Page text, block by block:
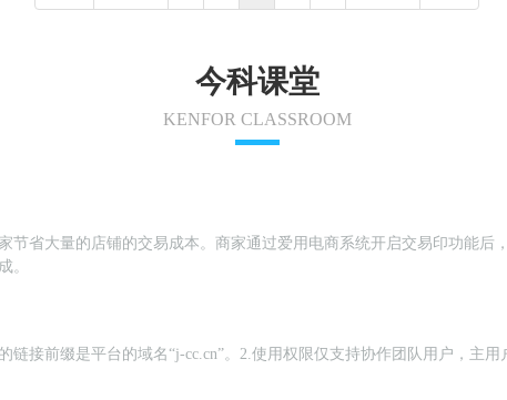
今科课堂
KENFOR CLASSROOM
节省大量的店铺的交易成本。商家通过爱用电商系统开启交易印功能
。
链接前缀是平台的域名“j-cc.cn”。2.使用权限仅支持协作团队用户，主